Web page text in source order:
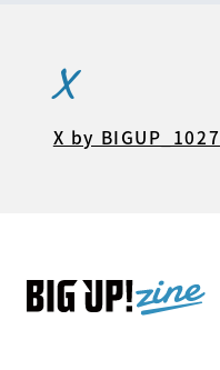
X
X by BIGUP_1027